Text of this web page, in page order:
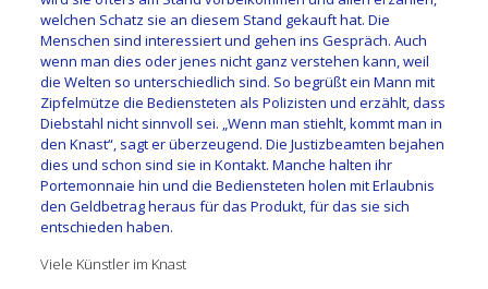
welchen Schatz sie an diesem Stand gekauft hat. Die
Menschen sind interessiert und gehen ins Gespräch. Auch
wenn man dies oder jenes nicht ganz verstehen kann, weil
die Welten so unterschiedlich sind. So begrüßt ein Mann mit
Zipfelmütze die Bediensteten als Polizisten und erzählt, dass
Diebstahl nicht sinnvoll sei. „Wenn man stiehlt, kommt man in
den Knast“, sagt er überzeugend. Die Justizbeamten bejahen
dies und schon sind sie in Kontakt. Manche halten ihr
Portemonnaie hin und die Bediensteten holen mit Erlaubnis
den Geldbetrag heraus für das Produkt, für das sie sich
entschieden haben.
Viele Künstler im Knast